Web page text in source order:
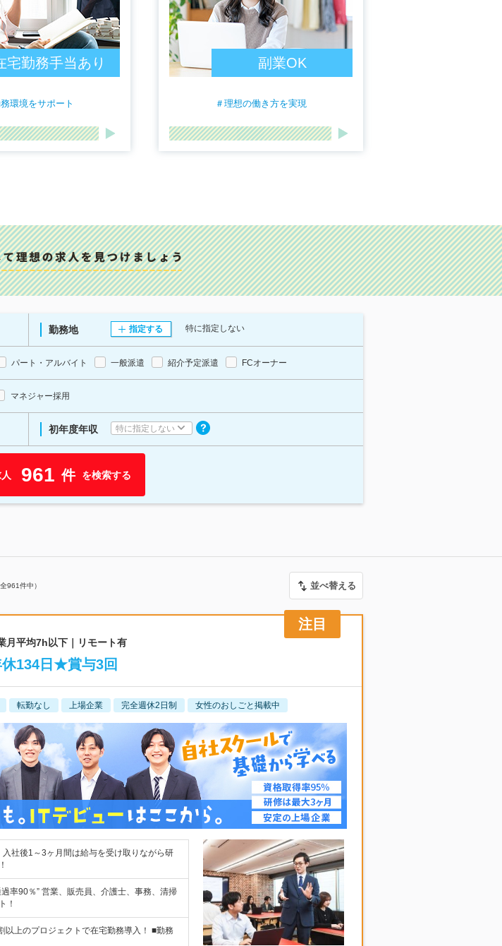
宅勤務手当あり
務環境をサポート
副業OK
＃理想の働き方を実現
勤務地 指定する 特に指定しない
パート・アルバイト 一般派遣 紹介予定派遣 FCオーナー
マネジャー採用
初年度年収 特に指定しない
961 件 を検索する
961件中） 並べ替える
月平均7h以下｜リモート有
134日★賞与3回
転勤なし 上場企業 完全週休2日制 女性のおしごと掲載中
社後1～3ヶ月間は給与を受け取りながら研
率90％” 営業、販売員、介護士、事務、清掃
！
上のプロジェクトで在宅勤務導入！ ■勤務